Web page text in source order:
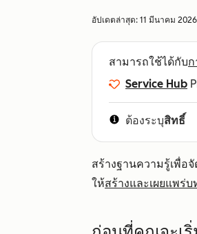
อัปเดตล่าสุด: 11 มีนาคม 2026
สามารถใช้ได้กับ
Service Hub
ต้องระบุสิทธิ์
สร้างฐานความรู้เพื่อ
ให้สร้างและเผยแพร่